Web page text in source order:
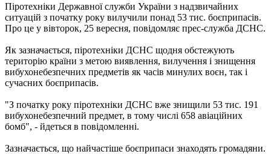
Піротехніки Державної служби України з надзвичайних
ситуацій з початку року вилучили понад 53 тис. боєприпасів.
Про це у вівторок, 25 вересня, повідомляє прес-служба ДСНС.
Як зазначається, піротехніки ДСНС щодня обстежують
територію країни з метою виявлення, вилучення і знищення
вибухонебезпечних предметів як часів минулих воєн, так і
сучасних боєприпасів.
"З початку року піротехніки ДСНС вже знищили 53 тис. 191
вибухонебезпечний предмет, в тому числі 658 авіаційних
бомб", - йдеться в повідомленні.
Зазначається, що найчастіше боєприпаси знаходять громадяни.